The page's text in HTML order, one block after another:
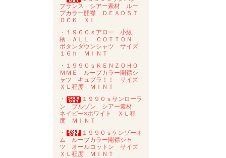
フランス シアー素材 ルー
プカラー開襟 ＤＥＡＤＳＴ
ＯＣＫ ＸＬ
・１９６０ｓアロー 小紋
柄 ＡＬＬ ＣＯＴＴＯＮ
ボタンダウンシャツ サイズ
１６ｈ ＭＩＮＴ
・１９９０ｓＫＥＮＺＯＨＯ
ＭＭＥ ループカラー開襟シ
ャツ キュプラ！！ サイズ
ＸＬ程度 ＭＩＮＴ
・
１９９０ｓサンローラ
ン ブルゾン シアー素材
ネイビー×ホワイト ＸＬ程
度 ＭＩＮＴ
・
１９９０ｓケンゾーオ
ム ループカラー開襟シャ
ツ オールコットン サイズ
ＸＬ程度 ＭＩＮＴ